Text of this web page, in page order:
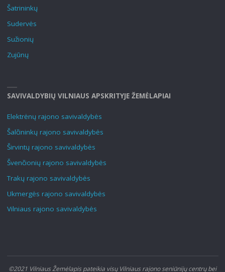
Šatrininkų
Sudervės
Sužionių
Zujūnų
SAVIVALDYBIŲ VILNIAUS APSKRITYJE ŽEMĖLAPIAI
Elektrėnų rajono savivaldybės
Šalčininkų rajono savivaldybės
Širvintų rajono savivaldybės
Švenčionių rajono savivaldybės
Trakų rajono savivaldybės
Ukmergės rajono savivaldybės
Vilniaus rajono savivaldybės
©2021 Vilniaus Žemėlapis pateikia visų Vilniaus rajono seniūnijų centrų bei